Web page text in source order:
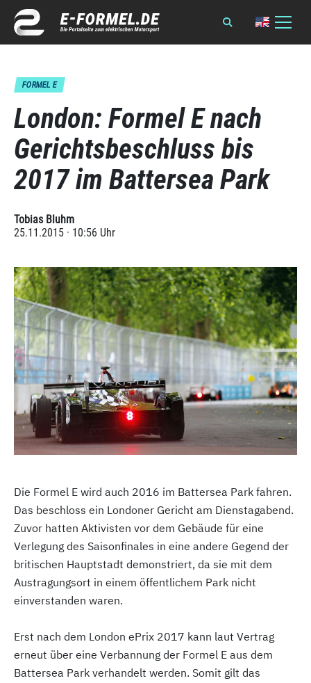
FORMEL E
London: Formel E nach
Gerichtsbeschluss bis
2017 im Battersea Park
Tobias Bluhm
25.11.2015 · 10:56 Uhr
Die Formel E wird auch 2016 im Battersea Park fahren.
Das beschloss ein Londoner Gericht am Dienstagabend.
Zuvor hatten Aktivisten vor dem Gebäude für eine
Verlegung des Saisonfinales in eine andere Gegend der
britischen Hauptstadt demonstriert, da sie mit dem
Austragungsort in einem öffentlichem Park nicht
einverstanden waren.
Erst nach dem London ePrix 2017 kann laut Vertrag
erneut über eine Verbannung der Formel E aus dem
Battersea Park verhandelt werden. Somit gilt das